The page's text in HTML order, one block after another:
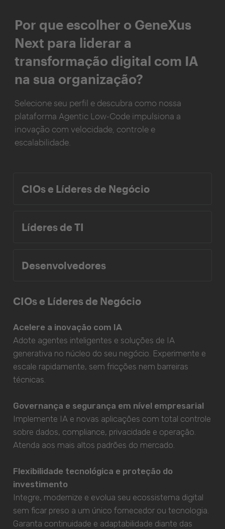
Por que escolher o GeneXus
Next para liderar a
transformação digital com IA
na sua organização?
Selecione seu perfil e descubra como nossa
plataforma Agentic Low-Code impulsiona a
inovação com velocidade, controle e
escalabilidade.
CIOs e Líderes de Negócio
Líderes de TI
Desenvolvedores
CIOs e Líderes de Negócio
Acelere a inovação com IA
Adote agentes inteligentes e soluções de IA
generativa no núcleo do seu negócio. Experimente e
escale rapidamente, sem fricções nem barreiras
técnicas.
Governança e segurança em nível empresarial
Implemente IA e novas aplicações com total controle
sobre dados, compliance, privacidade e operação.
Atenda aos mais altos padrões do mercado.
Flexibilidade tecnológica e proteção do
investimento
Integre, modernize e evolua seu ecossistema digital
sem ficar preso a um único fornecedor ou tecnologia.
Garanta continuidade e adaptabilidade diante das